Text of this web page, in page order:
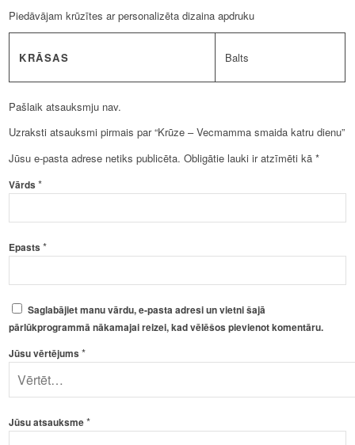
Piedāvājam krūzītes ar personalizēta dizaina apdruku
KRĀSAS Balts
Pašlaik atsauksmju nav.
Uzraksti atsauksmi pirmais par “Krūze – Vecmamma smaida katru dienu”
Jūsu e-pasta adrese netiks publicēta. Obligātie lauki ir atzīmēti kā*
Vārds*
Epasts*
Saglabājiet manu vārdu, e-pasta adresi un vietni šajā
pārlūkprogrammā nākamajai reizei, kad vēlēšos pievienot komentāru.
Jūsu vērtējums*
Jūsu atsauksme*